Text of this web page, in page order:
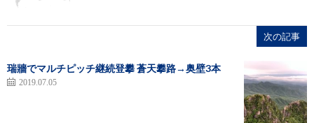
次の記事
瑞牆でマルチピッチ継続登攀 蒼天攀路→奥壁3本
2019.07.05